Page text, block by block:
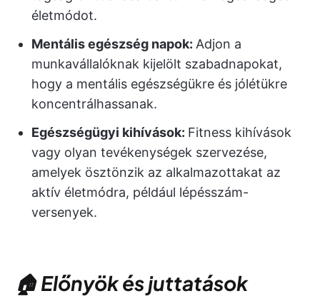
életmódot.
Mentális egészség napok: Adjon a
munkavállalóknak kijelölt szabadnapokat,
hogy a mentális egészségükre és jólétükre
koncentrálhassanak.
Egészségügyi kihívások: Fitness kihívások
vagy olyan tevékenységek szervezése,
amelyek ösztönzik az alkalmazottakat az
aktív életmódra, például lépésszám-
versenyek.
🏠 Előnyök és juttatások